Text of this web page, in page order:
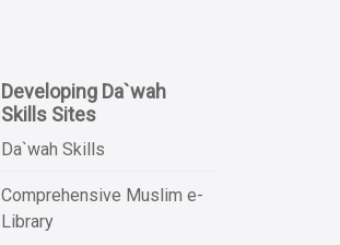
Developing Da`wah
Skills Sites
Da`wah Skills
Comprehensive Muslim e-
Library